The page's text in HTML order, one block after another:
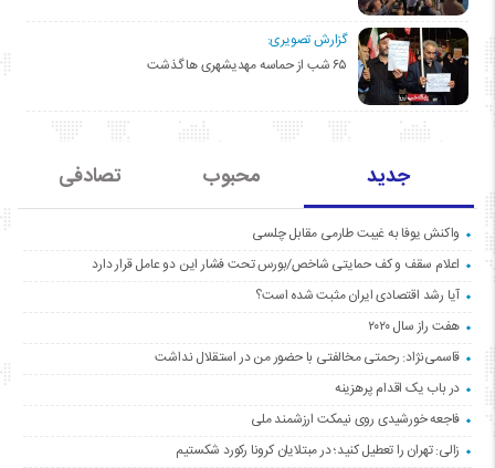
گزارش تصویری:
۶۵ شب از حماسه مهدیشهری ها گذشت
جدید محبوب تصادفی
واکنش یوفا به غیبت طارمی مقابل چلسی
اعلام سقف و کف حمایتی شاخص/بورس تحت فشار این دو عامل قرار دارد
آیا رشد اقتصادی ایران مثبت شده است؟
هفت راز سال ۲۰۲۰
قاسمی‌نژاد: رحمتی مخالفتی با حضور من در استقلال نداشت
در باب یک اقدام پرهزینه
فاجعه خورشیدی روی نیمکت ارزشمند ملی
زالی: تهران را تعطیل کنید؛ در مبتلایان کرونا رکورد شکستیم